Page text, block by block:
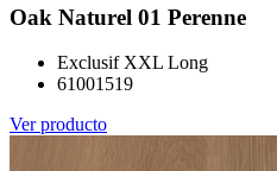
Oak Naturel 01 Perenne
Exclusif XXL Long
61001519
Ver producto